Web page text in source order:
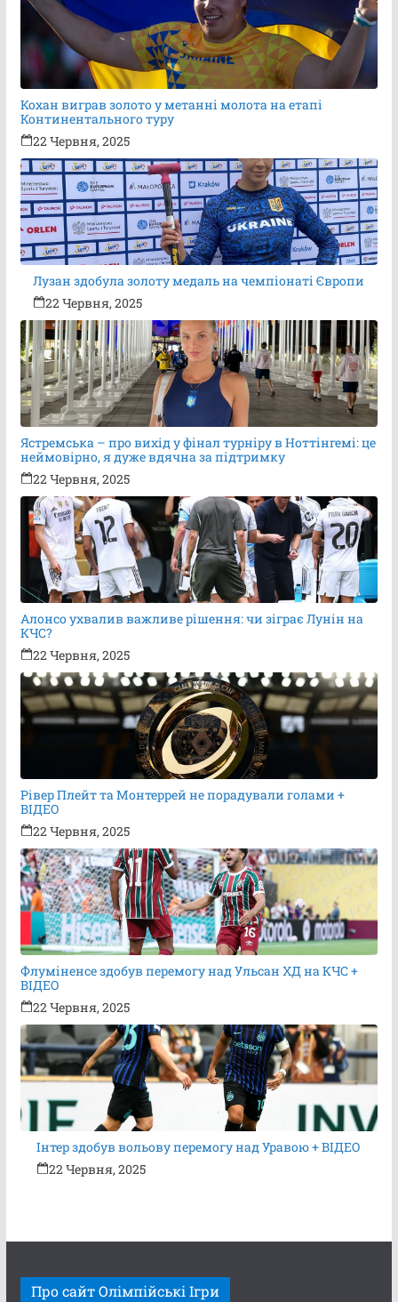
Кохан виграв золото у метанні молота на етапі
Континентального туру
22 Червня, 2025
Лузан здобула золоту медаль на чемпіонаті Європи
22 Червня, 2025
Ястремська – про вихід у фінал турніру в Ноттінгемі: це
неймовірно, я дуже вдячна за підтримку
22 Червня, 2025
Алонсо ухвалив важливе рішення: чи зіграє Лунін на
КЧС?
22 Червня, 2025
Рівер Плейт та Монтеррей не порадували голами +
ВІДЕО
22 Червня, 2025
Флуміненсе здобув перемогу над Ульсан ХД на КЧС +
ВІДЕО
22 Червня, 2025
Інтер здобув вольову перемогу над Уравою + ВІДЕО
22 Червня, 2025
Про сайт Олімпійські Ігри